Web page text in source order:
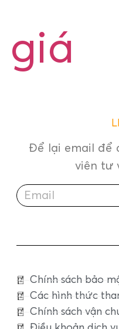
giá
Để lại email để
viên tư
Chính sách bảo
Các hình thức
Chính sách vận